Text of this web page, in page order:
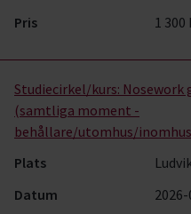
Pris
1 300
Studiecirkel/kurs: Nosework
(samtliga moment -
behållare/utomhus/
Plats
Datum